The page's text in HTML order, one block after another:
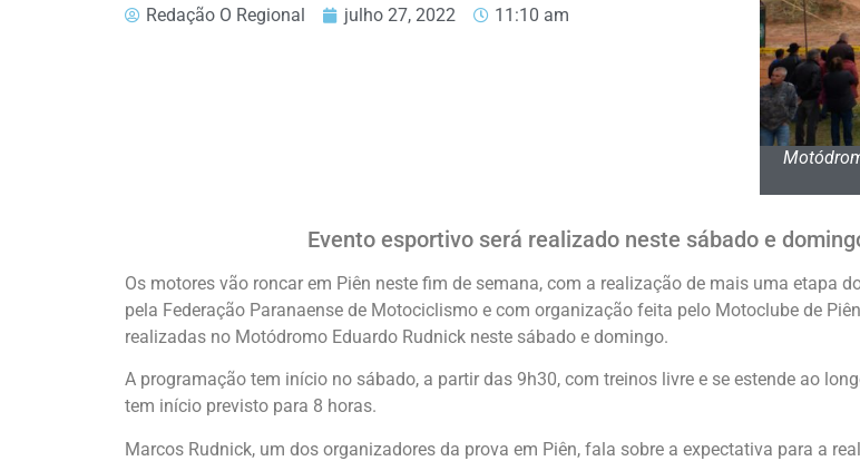
Redação O Regional julho 27, 2022 11:10 am
Evento esportivo será realizado neste sábado e
Os motores vão roncar em Piên neste fim de semana, com a realização de mais uma etapa
pela Federação Paranaense de Motociclismo e com organização feita pelo Motoclube de
realizadas no Motódromo Eduardo Rudnick neste sábado e domingo.
A programação tem início no sábado, a partir das 9h30, com treinos livre e se estende ao
tem início previsto para 8 horas.
Marcos Rudnick, um dos organizadores da prova em Piên, fala sobre a expectativa para a